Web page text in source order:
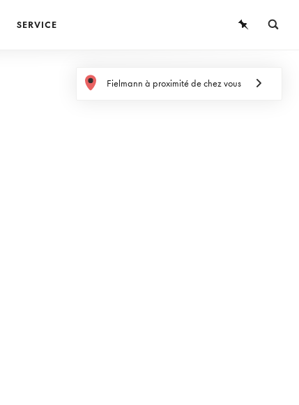
SERVICE
Fielmann à proximité de chez vous